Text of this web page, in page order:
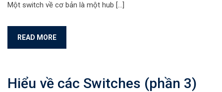
Một switch về cơ bản là một hub […]
READ MORE
Hiểu về các Switches (phần 3)